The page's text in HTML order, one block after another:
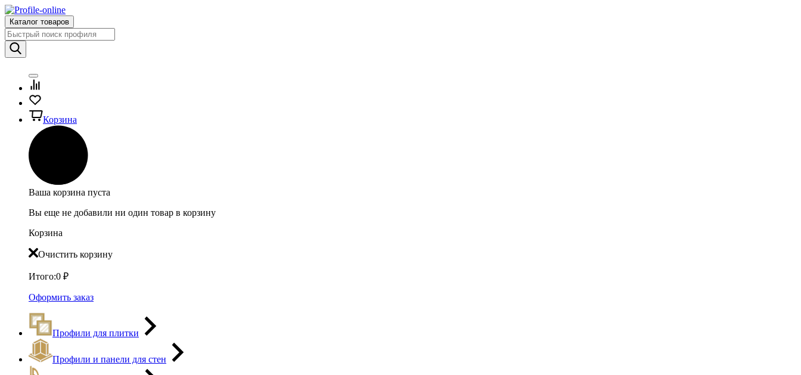
Каталог товаров
Корзина
Ваша корзина пуста
Вы еще не добавили ни один товар в корзину
Корзина
Очистить корзину
Итого:0 ₽
Оформить заказ
Профили для плитки
Профили и панели для стен